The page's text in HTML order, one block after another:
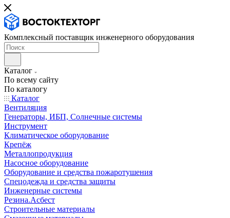
Комплексный поставщик инженерного оборудования
Каталог
По всему сайту
По каталогу
Каталог
Вентиляция
Генераторы, ИБП, Солнечные системы
Инструмент
Климатическое оборудование
Крепёж
Металлопродукция
Насосное оборудование
Оборудование и средства пожаротушения
Спецодежда и средства защиты
Инженерные системы
Резина.Асбест
Строительные материалы